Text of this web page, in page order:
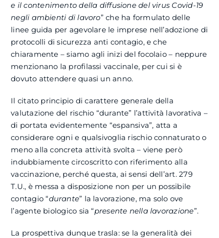
e il contenimento della diffusione del virus Covid-19
negli ambienti di lavoro” che ha formulato delle
linee guida per agevolare le imprese nell’adozione di
protocolli di sicurezza anti contagio, e che
chiaramente – siamo agli inizi del focolaio – neppure
menzionano la profilassi vaccinale, per cui si è
dovuto attendere quasi un anno.
Il citato principio di carattere generale della
valutazione del rischio “durante” l’attività lavorativa –
di portata evidentemente “espansiva”, atta a
considerare ogni e qualsivoglia rischio connaturato o
meno alla concreta attività svolta – viene però
indubbiamente circoscritto con riferimento alla
vaccinazione, perché questa, ai sensi dell’art. 279
T.U., è messa a disposizione non per un possibile
contagio “durante” la lavorazione, ma solo ove
l’agente biologico sia “presente nella lavorazione”.
La prospettiva dunque trasla: se la generalità dei